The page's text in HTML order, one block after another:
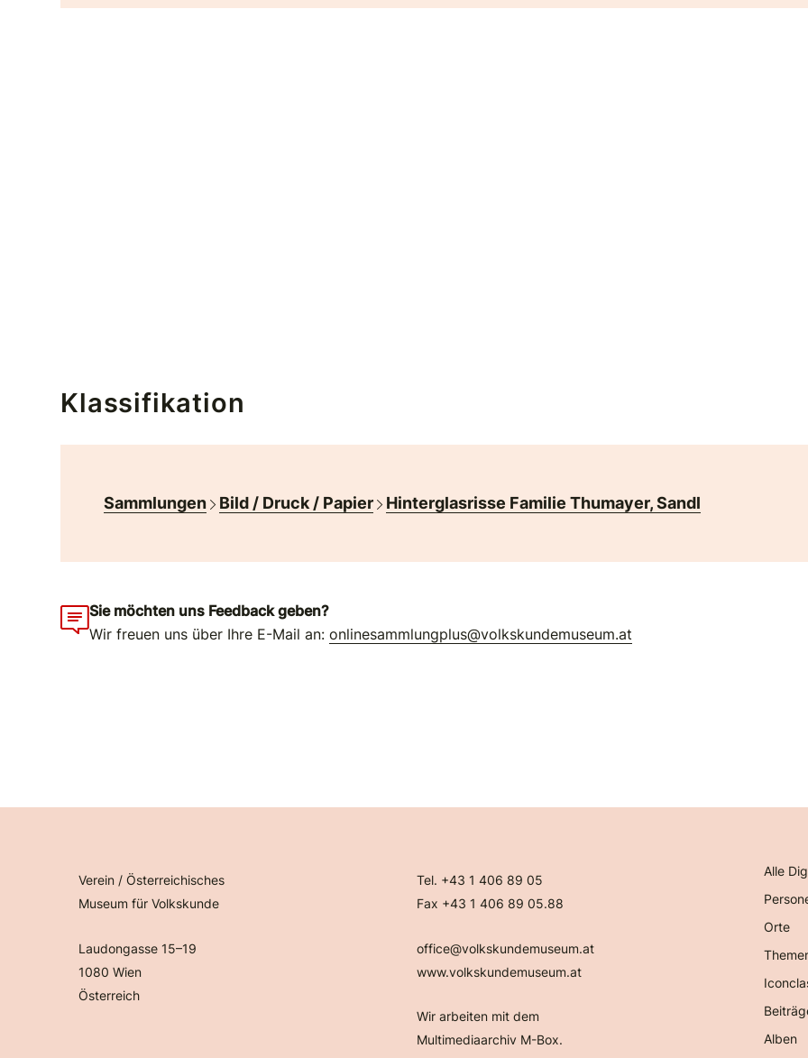
Klassifikation
Sammlungen Bild / Druck / Papier Hinterglasrisse Familie Thumayer, Sandl
Sie möchten uns Feedback geben?
Wir freuen uns über Ihre E-Mail an:onlinesammlungplus@volkskundemuseum.at
Verein / Österreichisches
Museum für Volkskunde
Laudongasse 15–19
1080 Wien
Österreich
Tel. +43 1 406 89 05
Fax +43 1 406 89 05.88
office@volkskundemuseum.at
www.volkskundemuseum.at
Wir arbeiten mit dem
Multimediaarchiv M-Box.
Alle
Orte
Alben